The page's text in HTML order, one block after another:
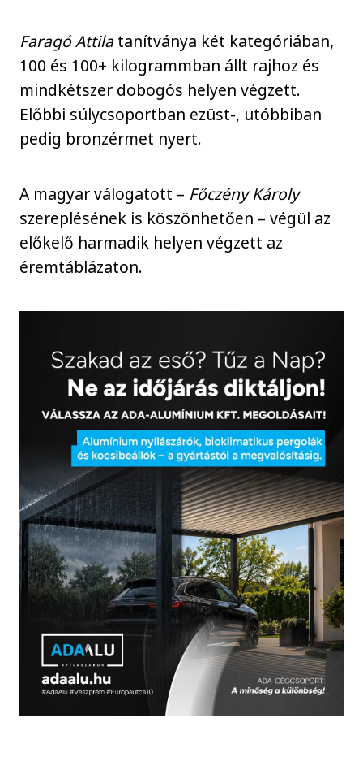
Faragó Attilatanítványa két kategóriában,
100 és 100+ kilogrammban állt rajhoz és
mindkétszer dobogós helyen végzett.
Előbbi súlycsoportban ezüst-, utóbbiban
pedig bronzérmet nyert.
A magyar válogatott – Főczény Károly
szereplésének is köszönhetően – végül az
előkelő harmadik helyen végzett az
éremtáblázaton.